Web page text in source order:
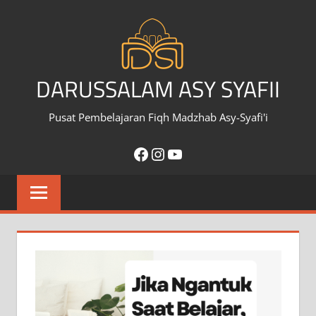
DARUSSALAM ASY SYAFII
Pusat Pembelajaran Fiqh Madzhab Asy-Syafi'i
Facebook
Instagram
YouTube